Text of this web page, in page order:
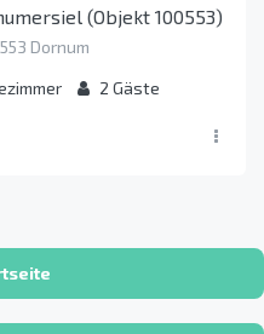
(Objekt 100553)
Dornum
2 Gäste